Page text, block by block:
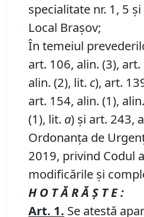
specialitate nr. 1, 5
Local Brașov;
În temeiul
art. 106, alin. (3),
alin. (2), lit. c), art.
art. 154, alin. (1),
(1), lit. a) și art. 243,
Ordonanța de
2019, privind Codul
modificările și
H O T Ă R Ă Ş T E :
Art. 1. Se atestă